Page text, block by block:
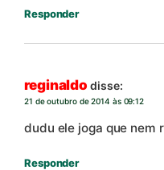
Responder
reginaldo disse:
21 de outubro de 2014 às 09:12
dudu ele joga que nem
Responder